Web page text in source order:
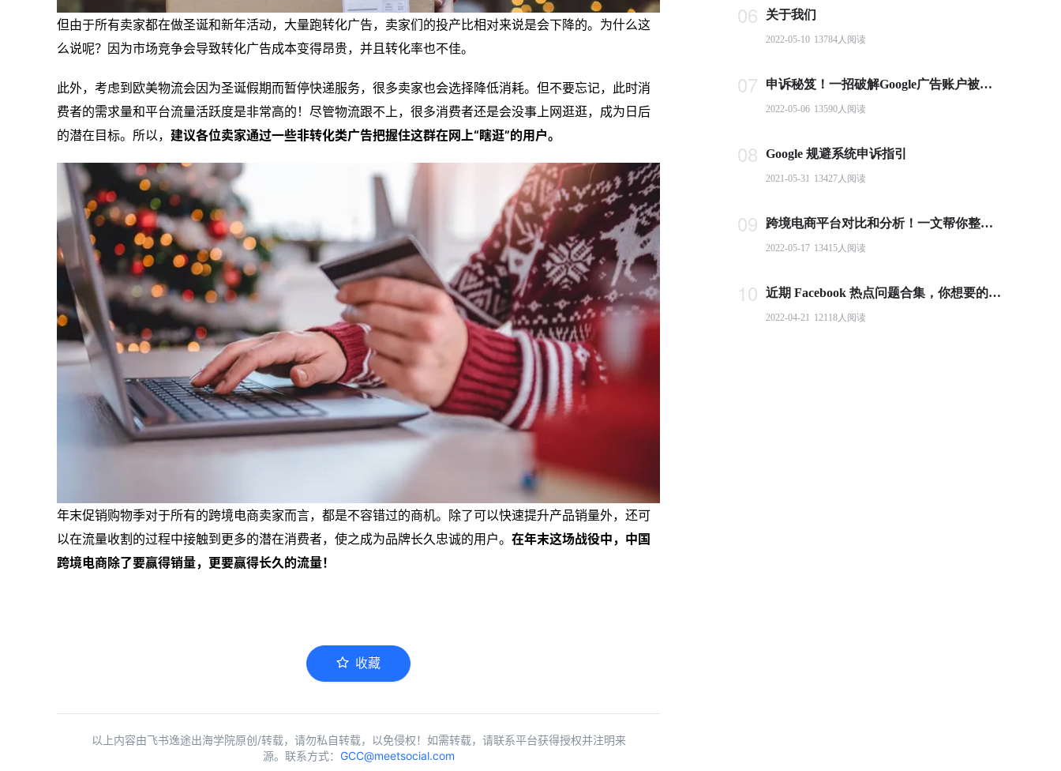
但由于所有卖家都在做圣诞和新年活动，大量跑转化广告，卖家们的投产比相对来说是会下降的。为什么这
么说呢？因为市场竞争会导致转化广告成本变得昂贵，并且转化率也不佳。
此外，考虑到欧美物流会因为圣诞假期而暂停快递服务，很多卖家也会选择降低消耗。但不要忘记，此时消
费者的需求量和平台流量活跃度是非常高的！尽管物流跟不上，很多消费者还是会没事上网逛逛，成为日后
的潜在目标。所以， 建议各位卖家通过一些非转化类广告把握住这群在网上“瞎逛”的用户。
年末促销购物季对于所有的跨境电商卖家而言，都是不容错过的商机。除了可以快速提升产品销量外，还可
以在流量收割的过程中接触到更多的潜在消费者，使之成为品牌长久忠诚的用户。 在年末这场战役中，中国
跨境电商除了要赢得销量，更要赢得长久的流量！
收藏
以上内容由飞书逸途出海学院原创/转载，请勿私自转载，以免侵权！如需转载，请联系平台获得授权并注明来
源。联系方式： GCC@meetsocial.com
06 关于我们
2022-05-10 13784人阅读
07 申诉秘笈！一招破解Google广告账户被封难题
2022-05-06 13590人阅读
08 Google 规避系统申诉指引
2021-05-31 13427人阅读
09 跨境电商平台对比和分析！一文帮你整理全球主流电商平台
2022-05-17 13415人阅读
10 近期 Facebook 热点问题合集，你想要的答案都在这里！
2022-04-21 12118人阅读